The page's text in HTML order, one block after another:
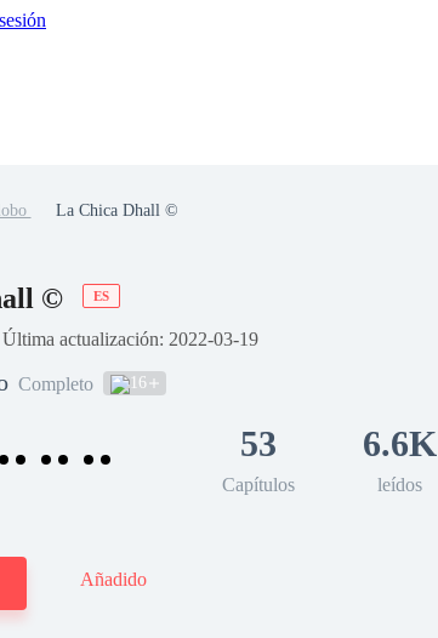
La Chica Dhall ©
© ES
Última actualización: 2022-03-19
Completo 16
53
Capítulos
6.6K
leídos
Añadido